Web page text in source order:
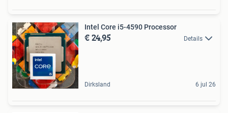
Intel Core i5-4590 Processor
€ 24,95 Details
Dirksland 6 jul 26